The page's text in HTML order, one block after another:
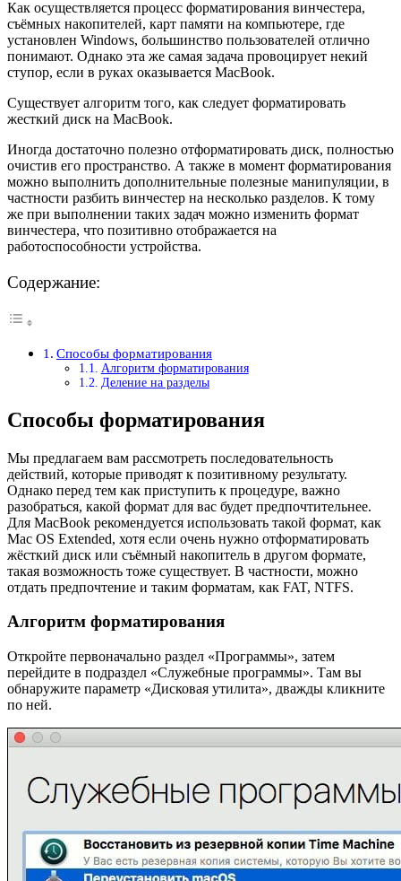
Как осуществляется процесс форматирования винчестера,
съёмных накопителей, карт памяти на компьютере, где
установлен Windows, большинство пользователей отлично
понимают. Однако эта же самая задача провоцирует некий
ступор, если в руках оказывается MacBook.
Существует алгоритм того, как следует форматировать
жесткий диск на MacBook.
Иногда достаточно полезно отформатировать диск, полностью
очистив его пространство. А также в момент форматирования
можно выполнить дополнительные полезные манипуляции, в
частности разбить винчестер на несколько разделов. К тому
же при выполнении таких задач можно изменить формат
винчестера, что позитивно отображается на
работоспособности устройства.
Содержание:
Способы форматирования
Алгоритм форматирования
Деление на разделы
Способы форматирования
Мы предлагаем вам рассмотреть последовательность
действий, которые приводят к позитивному результату.
Однако перед тем как приступить к процедуре, важно
разобраться, какой формат для вас будет предпочтительнее.
Для MacBook рекомендуется использовать такой формат, как
Mac OS Extended, хотя если очень нужно отформатировать
жёсткий диск или съёмный накопитель в другом формате,
такая возможность тоже существует. В частности, можно
отдать предпочтение и таким форматам, как FAT, NTFS.
Алгоритм форматирования
Откройте первоначально раздел «Программы», затем
перейдите в подраздел «Служебные программы». Там вы
обнаружите параметр «Дисковая утилита», дважды кликните
по ней.